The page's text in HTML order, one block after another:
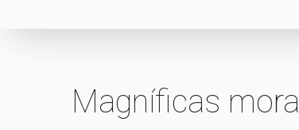
Magníficas